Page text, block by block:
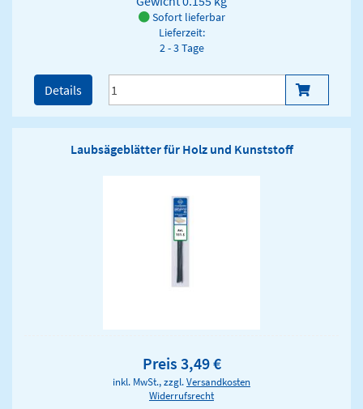
Sofort lieferbar
Lieferzeit:
2 - 3 Tage
Details
Laubsägeblätter für Holz und Kunststoff
Preis 3,49 €
inkl. MwSt., zzgl.Versandkosten
Widerrufsrecht